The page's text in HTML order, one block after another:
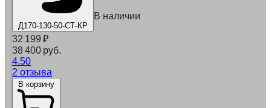
Д170-130-50-СТ-КР
В наличии
32 199 ₽
38 400 руб.
4.50
2 отзыва